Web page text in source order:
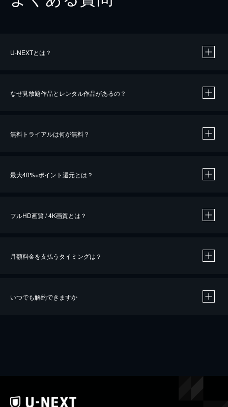
U-NEXTとは？
なぜ見放題作品とレンタル作品があるの？
無料トライアルは何が無料？
最大40%※ポイント還元とは？
※40％ポイント還元の対象は、クレジットカード決済による作品の購入 / レンタルです。
フルHD画質 / 4K画質とは？
月額料金を支払うタイミングは？
いつでも解約できますか